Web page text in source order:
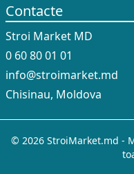
Contacte
Stroi Market MD
0 60 80 01 01
info@stroimarket.md
Chisinau, Moldova
© 2026 StroiMarket.md -